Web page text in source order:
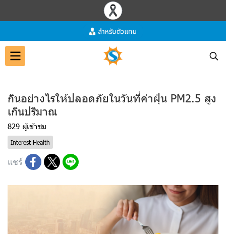
กินอย่างไรให้ปลอดภัยในวันที่ค่าฝุ่น PM2.5 สูง
เกินปริมาณ
829 ผู้เข้าชม
Interest Health
แชร์